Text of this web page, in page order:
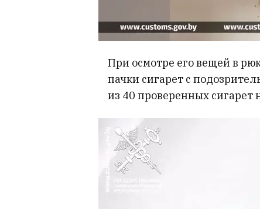
При осмотре его вещей в
пачки сигарет с
из 40 проверенных